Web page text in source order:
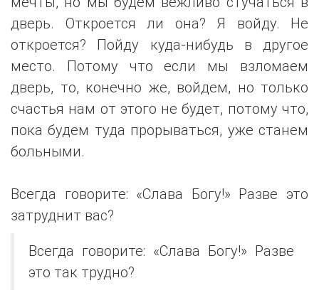
дверь. Откроется ли она? Я войду. Не
откроется? Пойду куда-нибудь в другое
место. Потому что если мы взломаем
дверь, то, конечно же, войдем, но только
счастья нам от этого не будет, потому что,
пока будем туда прорываться, уже станем
больными.
Всегда говорите: «Слава Богу!» Разве это
затруднит вас?
Всегда говорите: «Слава Богу!» Разве
это так трудно?